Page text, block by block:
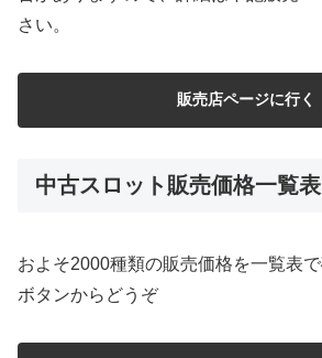
さい。
販売店ページに行く
中古スロット販売価格一覧表
およそ2000種類の販売価格を一覧表
ボタンからどうぞ